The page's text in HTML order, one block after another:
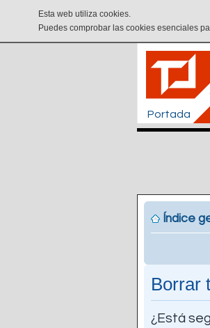
Esta web utiliza cookies.
Puedes comprobar las cookies esenciales
Portada
Índice
Borrar
¿Está